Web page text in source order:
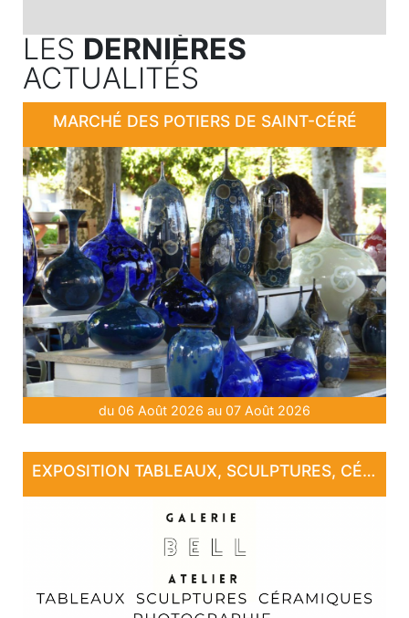
LES DERNIÈRES
ACTUALITÉS
MARCHÉ DES POTIERS DE SAINT-CÉRÉ
du 06 Août 2026 au 07 Août 2026
EXPOSITION TABLEAUX, SCULPTURES, CÉRAMIQUE, PHOTOGRAPHIE